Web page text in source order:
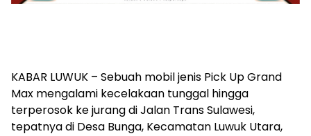
KABAR LUWUK – Sebuah mobil jenis Pick Up Grand
Max mengalami kecelakaan tunggal hingga
terperosok ke jurang di Jalan Trans Sulawesi,
tepatnya di Desa Bunga, Kecamatan Luwuk Utara,